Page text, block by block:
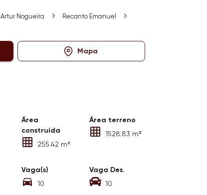
Artur Nogueira
Recanto Emanuel
Mapa
Área
construída
255.42 m²
Área terreno
1528.83 m²
Vaga(s)
10
Vaga Des.
10